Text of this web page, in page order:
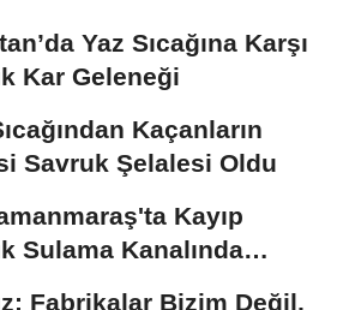
Yaz Sıcağına Karşı
Kar Geleneği
Kaçanların
Savruk Şelalesi Oldu
Kayıp
Sulama Kanalında
Fabrikalar Bizim Değil,